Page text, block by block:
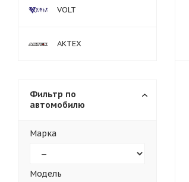
VOLT
АКТЕХ
Фильтр по
автомобилю
Марка
Модель